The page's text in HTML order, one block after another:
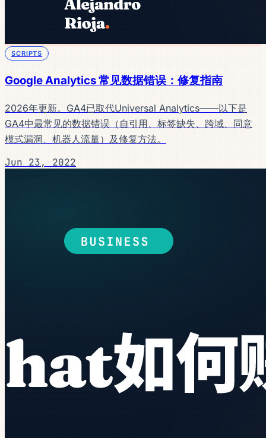
SCRIPTS
Google Analytics 常见数据错误：修复指南
2026年更新。GA4已取代Universal Analytics——以下是
GA4中最常见的数据错误（自引用、标签缺失、跨域、同意
模式漏洞、机器人流量）及修复方法。
Jun 23, 2022